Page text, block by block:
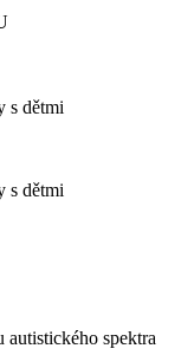
s dětmi
s dětmi
autistického spektra